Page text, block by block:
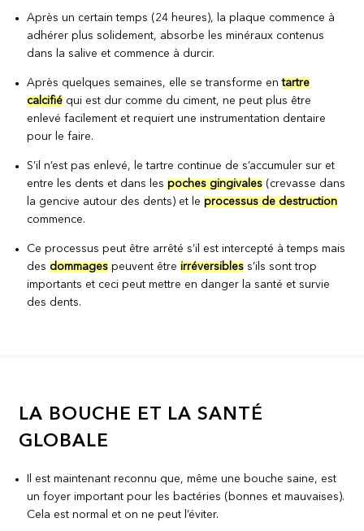
Après un certain temps (24 heures), la plaque commence à
adhérer plus solidement, absorbe les minéraux contenus
dans la salive et commence à durcir.
Après quelques semaines, elle se transforme entartre
calcifié qui est dur comme du ciment, ne peut plus être
enlevé facilement et requiert une instrumentation dentaire
pour le faire.
S’il n’est pas enlevé, le tartre continue de s’accumuler sur et
entre les dents et dans lespoches gingivales (crevasse dans
la gencive autour des dents) et leprocessus de destruction
commence.
Ce processus peut être arrêté s’il est intercepté à temps mais
des dommages peuvent êtreirréversibles s’ils sont trop
importants et ceci peut mettre en danger la santé et survie
des dents.
LA BOUCHE ET LA SANTÉ
GLOBALE
Il est maintenant reconnu que, même une bouche saine, est
un foyer important pour les bactéries (bonnes et mauvaises).
Cela est normal et on ne peut l’éviter.